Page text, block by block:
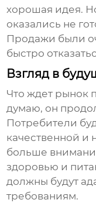
хорошая идея.
оказались не
Продажи были
быстро
Взгляд в
Что ждет рынок
думаю, он
Потребители
качественной и
больше
здоровью и
должны будут
требованиям.